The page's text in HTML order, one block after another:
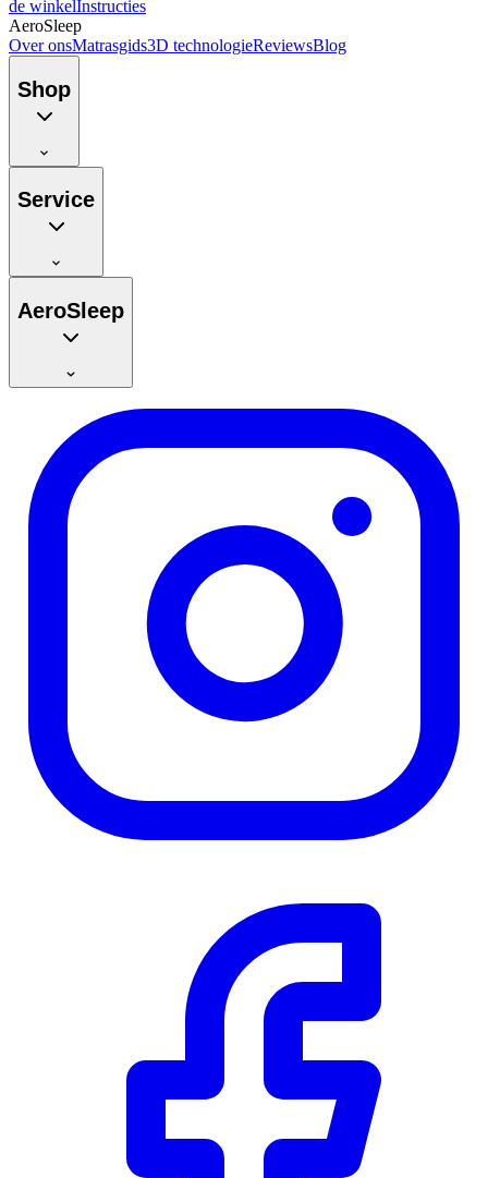
de winkelInstructies
AeroSleep
Over onsMatrasgids3D technologieReviewsBlog
Shop
Service
AeroSleep